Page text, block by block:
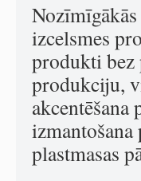
izcelsmes
produkti bez
produkciju,
plastmasas